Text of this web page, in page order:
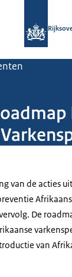
van de acties
De
van